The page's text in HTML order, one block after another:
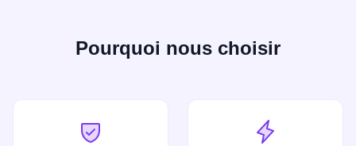
Pourquoi nous choisir